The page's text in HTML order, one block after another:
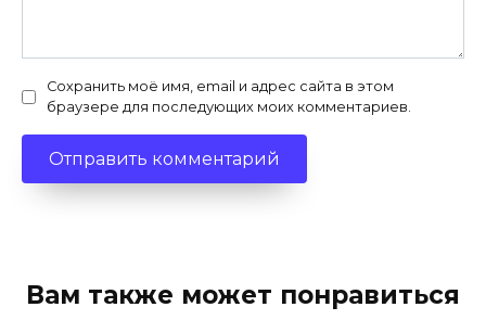
Сохранить моё имя, email и адрес сайта в этом
браузере для последующих моих комментариев.
Вам также может понравиться